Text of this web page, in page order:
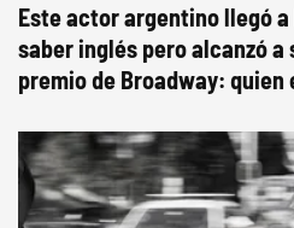
Este actor argentino llegó a
saber inglés pero alcanzó a
premio de Broadway: quien